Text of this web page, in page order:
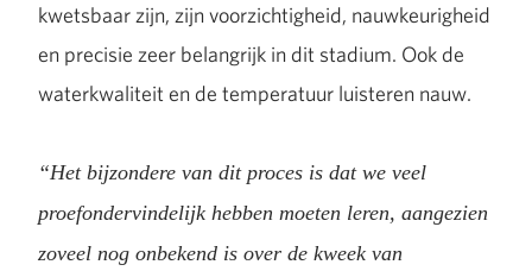
kwetsbaar zijn, zijn voorzichtigheid, nauwkeurigheid
en precisie zeer belangrijk in dit stadium. Ook de
waterkwaliteit en de temperatuur luisteren nauw.
“Het bijzondere van dit proces is dat we veel
proefondervindelijk hebben moeten leren, aangezien
zoveel nog onbekend is over de kweek van